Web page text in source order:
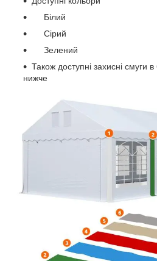
Білий
Сірий
Зелений
Також доступні захисні смуги
нижче